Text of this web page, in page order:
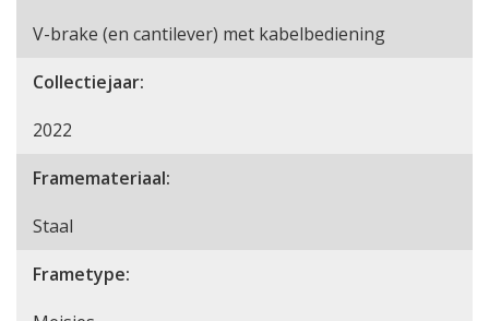
V-brake (en cantilever) met kabelbediening
Collectiejaar:
2022
Framemateriaal:
Staal
Frametype: